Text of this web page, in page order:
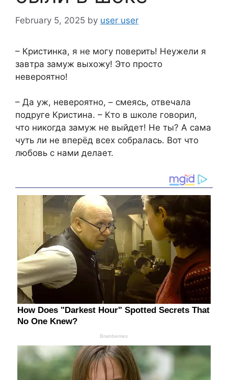
February 5, 2025 by user user
– Кристинка, я не могу поверить! Неужели я
завтра замуж выхожу! Это просто
невероятно!
– Да уж, невероятно, – смеясь, отвечала
подруге Кристина. – Кто в школе говорил,
что никогда замуж не выйдет! Не ты? А сама
чуть ли не вперёд всех собралась. Вот что
любовь с нами делает.